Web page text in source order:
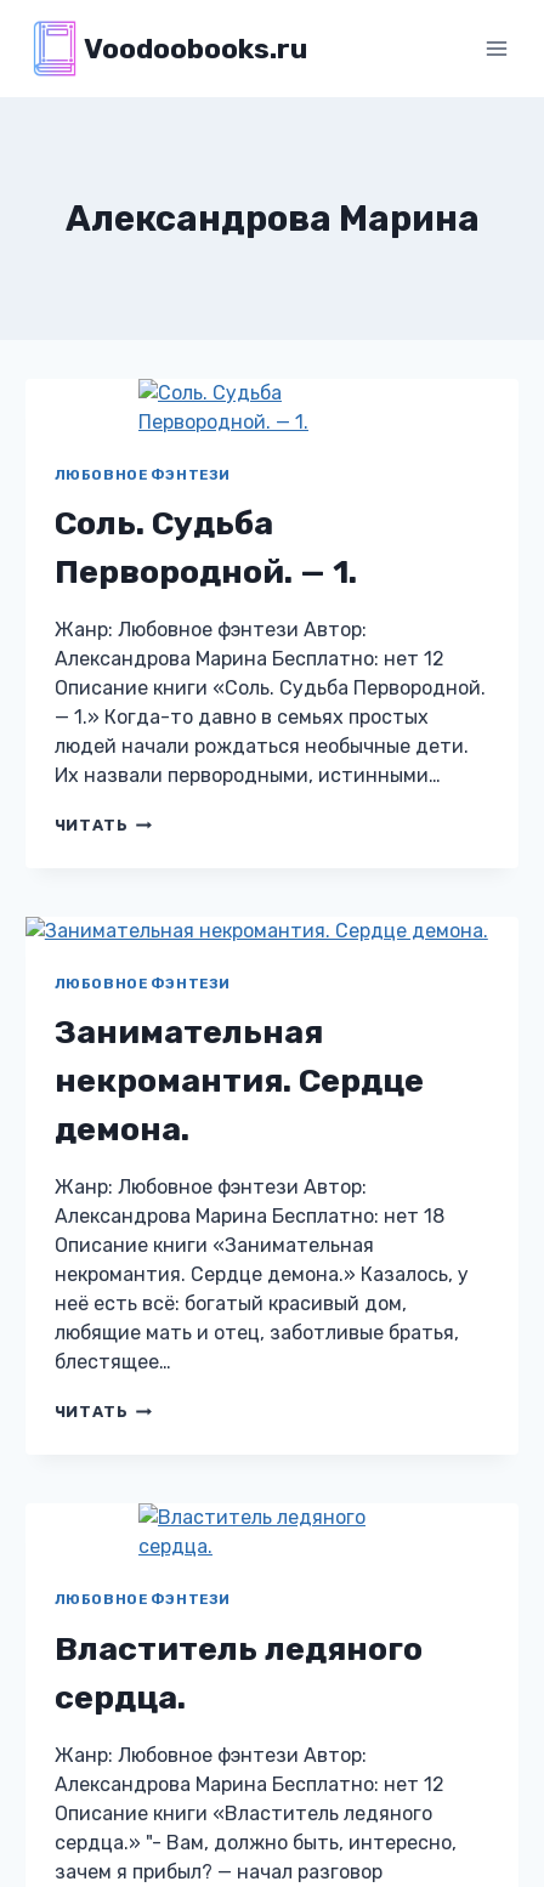
содержимому
Voodoobooks.ru
Александрова Марина
ЛЮБОВНОЕ ФЭНТЕЗИ
Соль. Судьба
Первородной. — 1.
Жанр: Любовное фэнтези Автор:
Александрова Марина Бесплатно: нет 12
Описание книги «Соль. Судьба Первородной.
— 1.» Когда-то давно в семьях простых
людей начали рождаться необычные дети.
Их назвали первородными, истинными…
ЧИТАТЬ СОЛЬ.
ЛЮБОВНОЕ ФЭНТЕЗИ
Занимательная
некромантия. Сердце
демона.
Жанр: Любовное фэнтези Автор:
Александрова Марина Бесплатно: нет 18
Описание книги «Занимательная
некромантия. Сердце демона.» Казалось, у
неё есть всё: богатый красивый дом,
любящие мать и отец, заботливые братья,
блестящее…
ЧИТАТЬ ЗАНИМАТЕЛЬНАЯ
ЛЮБОВНОЕ ФЭНТЕЗИ
Властитель ледяного
сердца.
Жанр: Любовное фэнтези Автор:
Александрова Марина Бесплатно: нет 12
Описание книги «Властитель ледяного
сердца.» "- Вам, должно быть, интересно,
зачем я прибыл? — начал разговор